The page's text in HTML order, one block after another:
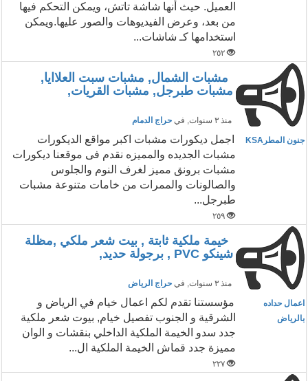
العميل. حيث أنها شاشة تاتش، ويمكن التحكم فيها
من بعد، وعرض الفيديوهات والصور عليها.ويمكن
استخدامها كـ شاشات...
٢٥٢
مشبات الشمال, مشبات سبت العلاايا,
مشبات طبرجل, مشبات القريات,
منذ ٣ سنوات , في حراج الدمام
جنون المطرKSA
اجمل ديكورات مشبات اكبر مواقع الديكورات
مشبات الجديده والمميزه نقدم فى موقعنا ديكورات
مشبات برونق مميز لغرف النوم والجلوس
والصالونات والممرات من خامات متنوعة مشبات
طبرجل...
٢٥٩
خيمة ملكية ثابتة , بيت شعر ملكي ,مظلة
شينكو PVC , برجولة حديد,
منذ ٣ سنوات , في حراج الرياض
اعمال حداده
بالرياض
مؤسستنا تقدم لكم اعمال خيام في الرياض و
الشرقية و الجنوب تفصيل خيام, بيوت شعر ملكية
جدد سدو الخيمة الملكية الداخلي بنقشات و الوان
مميزة جدد قماش الخيمة الملكية ال...
٢٢٧